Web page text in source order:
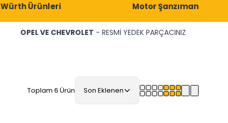
Würth Ürünleri Motor Şanzıman
OPEL VE CHEVROLET - RESMİ YEDEK PARÇACINIZ
Toplam 6 Ürün Son Eklenen